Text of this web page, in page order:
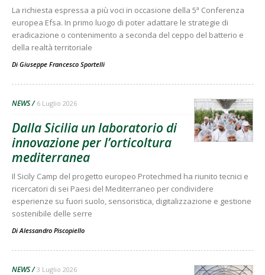
La richiesta espressa a più voci in occasione della 5ª Conferenza
europea Efsa. In primo luogo di poter adattare le strategie di
eradicazione o contenimento a seconda del ceppo del batterio e
della realtà territoriale
Di Giuseppe Francesco Sportelli
NEWS 6 Luglio 2026
Dalla Sicilia un laboratorio di
innovazione per l’orticoltura
mediterranea
Il Sicily Camp del progetto europeo Protechmed ha riunito tecnici e
ricercatori di sei Paesi del Mediterraneo per condividere
esperienze su fuori suolo, sensoristica, digitalizzazione e gestione
sostenibile delle serre
DiAlessandro Piscopiello
NEWS 3 Luglio 2026